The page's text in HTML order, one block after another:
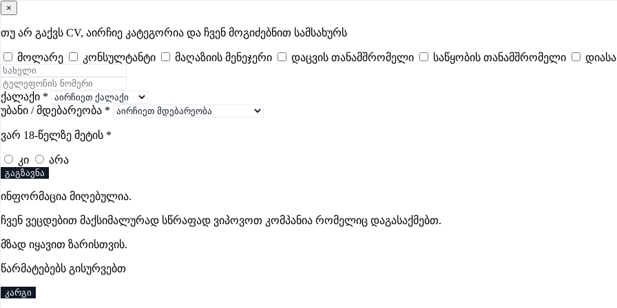
samushao
შესვლა
ყველა - 379 Remote Worldwide - 296 დღევანდელი - 1 ფავორიტები პოპულარული - 379 შენთვის ამორჩეული - 0 CV გარეშე
ცხოველების მოვლის ვაკანსიები თბილისში
.
×
თუ არ გაქვს CV, აირჩიე კატეგორია და ჩვენ მოგიძებნით სამსახურს
მოლარე კონსულტანტი მაღაზიის მენეჯერი დაცვის თანამშრომელი საწყობის თანამშრომელი
ქალაქი *
უბანი / მდებარეობა *
ვარ 18-წელზე მეტის *
კი არა
გაგზავნა
ინფორმაცია მიღებულია.
ჩვენ ვეცდებით მაქსიმალურად სწრაფად ვიპოვოთ კომპანია რომელიც დაგასაქმებთ.
მზად იყავით ზარისთვის.
წარმატებებს გისურვებთ
კარგი